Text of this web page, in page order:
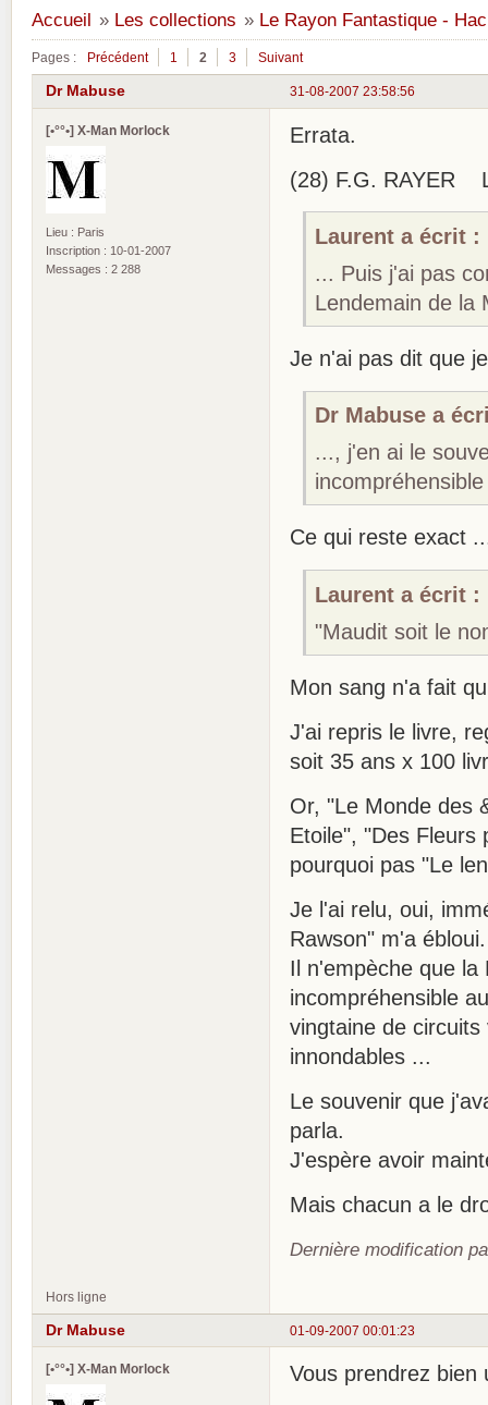
Accueil » Les collections » Le Rayon Fantastique -
Pages : Précédent 1 2 3 Suivant
31-08-2007 23:58:56
Dr Mabuse
[•°°•] X-Man Morlock
Lieu : Paris
Inscription : 10-01-2007
Messages : 2 288
Errata.
(28) F.G. RAYER
Laurent a écrit :
... Puis j'ai pas
Lendemain de la
Je n'ai pas dit que
Dr Mabuse a
..., j'en ai le
Ce qui reste exact
Laurent a écrit :
"Maudit soit le
Mon sang n'a fait
J'ai repris le livre,
soit 35 ans x 100
Or, "Le Monde des
Etoile", "Des Fleurs
pourquoi pas "Le
Je l'ai relu, oui,
Rawson" m'a ébloui.
Il n'empèche que
incompréhensible
vingtaine de
innondables ...
Le souvenir que
parla.
J'espère avoir
Mais chacun a le
Dernière modification
Hors ligne
01-09-2007 00:01:23
Dr Mabuse
[•°°•] X-Man Morlock
Vous prendrez bien